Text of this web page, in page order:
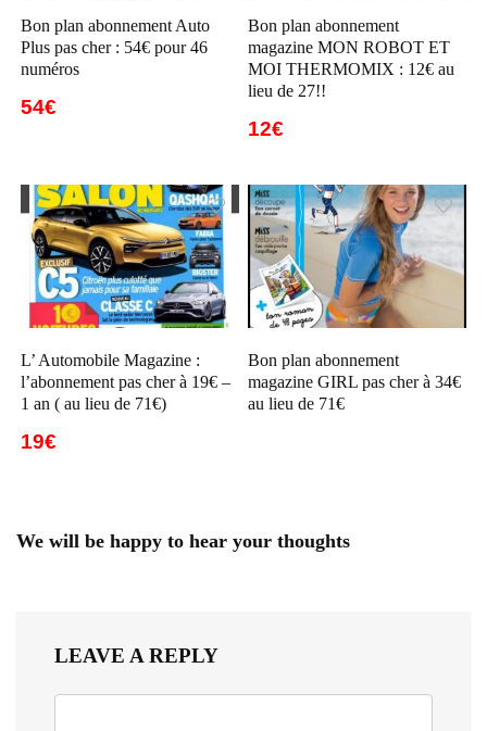
Bon plan abonnement Auto
Plus pas cher : 54€ pour 46
numéros
54€
Bon plan abonnement
magazine MON ROBOT ET
MOI THERMOMIX : 12€ au
lieu de 27!!
12€
L’ Automobile Magazine :
l’abonnement pas cher à 19€ –
1 an ( au lieu de 71€)
19€
Bon plan abonnement
magazine GIRL pas cher à 34€
au lieu de 71€
We will be happy to hear your thoughts
LEAVE A REPLY